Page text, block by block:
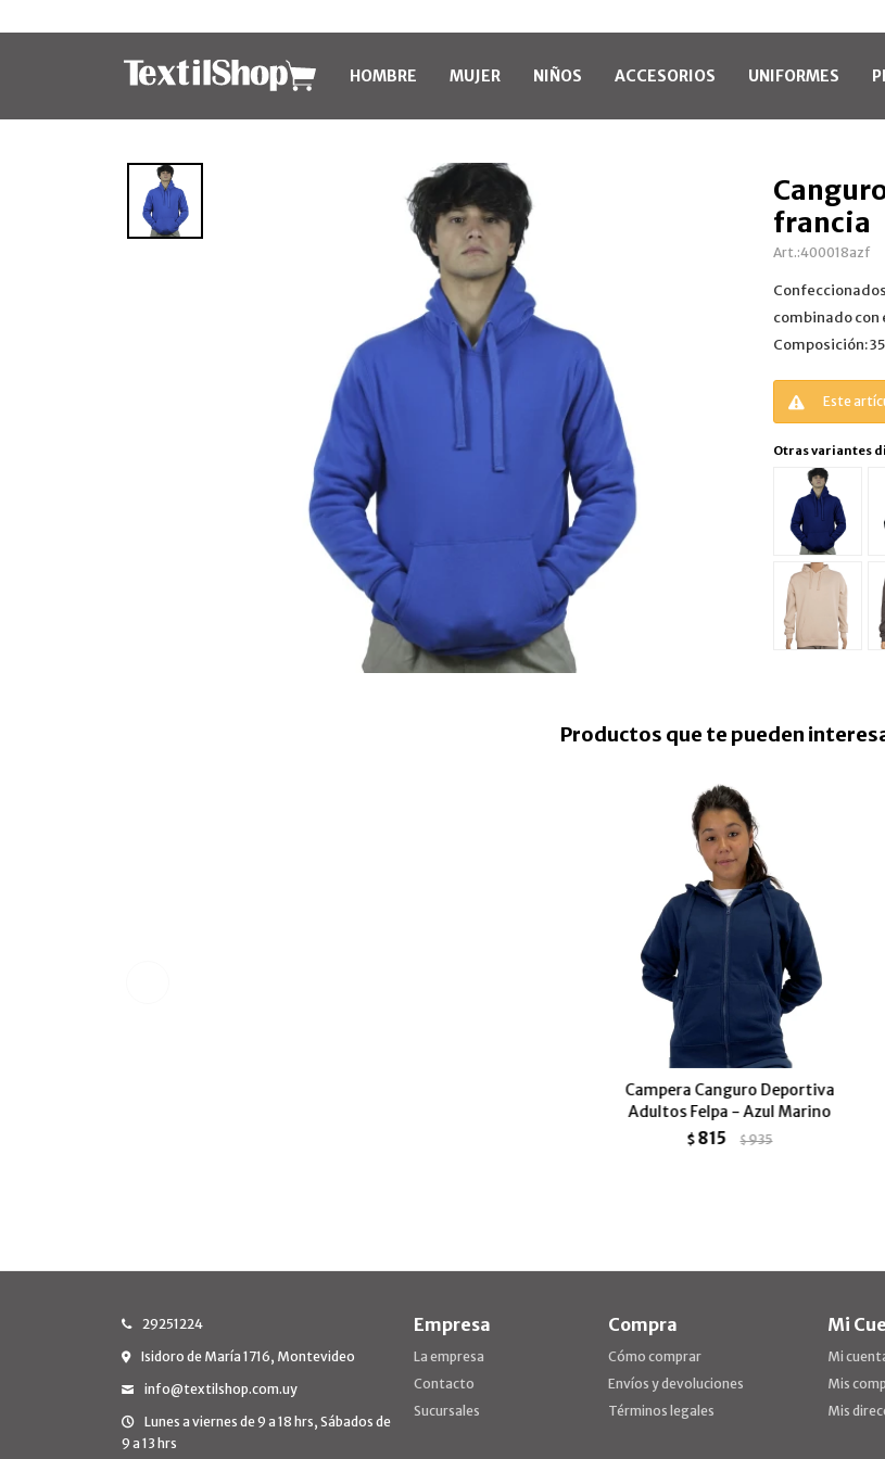
HOMBRE MUJER NIÑOS ACCESORIOS UNIFORMES
francia
400018azf
combinado con
Composición:
Este
Otras variantes
Productos que te pueden
Campera Canguro Deportiva
Adultos Felpa - Azul Marino
$ 815 $935
29251224
Isidoro de María 1716, Montevideo
info@textilshop.com.uy
Lunes a viernes de 9 a 18 hrs, Sábados de
9 a 13 hrs
Empresa
La empresa
Contacto
Sucursales
Compra
Cómo comprar
Envíos y devoluciones
Términos legales
Mi
Mi
Mis
Mis